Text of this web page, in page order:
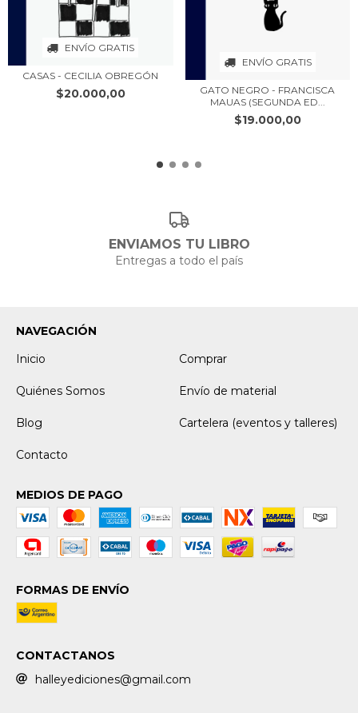
ENVÍO GRATIS
CASAS - CECILIA OBREGÓN
$20.000,00
ENVÍO GRATIS
GATO NEGRO - FRANCISCA
MAUAS (SEGUNDA ED...
$19.000,00
ENVIAMOS TU LIBRO
Entregas a todo el país
NAVEGACIÓN
Inicio
Comprar
Quiénes Somos Envío de material
Blog Cartelera (eventos y talleres)
Contacto
MEDIOS DE PAGO
FORMAS DE ENVÍO
CONTACTANOS
halleyediciones@gmail.com